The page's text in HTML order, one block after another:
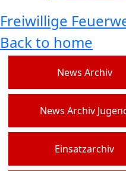
Freiwillige
Back to home
News Archiv
News Archiv
Einsatzarchiv